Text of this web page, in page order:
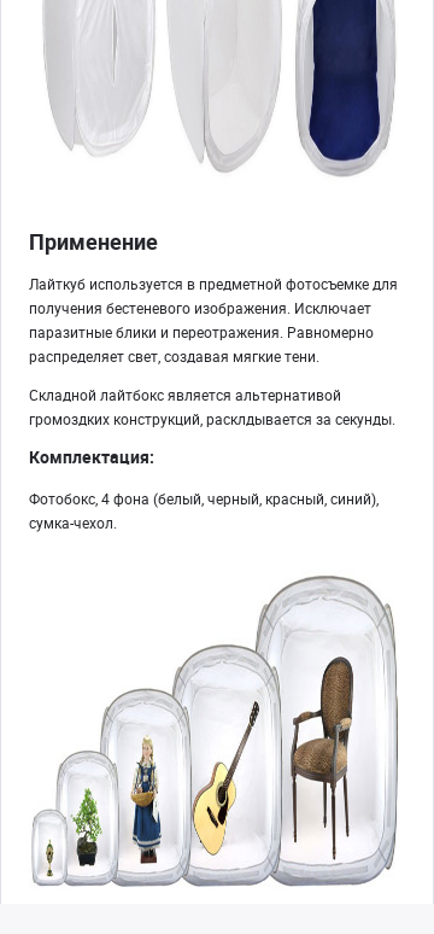
Применение
Лайткуб используется в предметной фотосъемке для
получения бестеневого изображения. Исключает
паразитные блики и переотражения. Равномерно
распределяет свет, создавая мягкие тени.
Складной лайтбокс является альтернативой
громоздких конструкций, расклдывается за секунды.
Комплектация:
Фотобокс, 4 фона (белый, черный, красный, синий),
сумка-чехол.